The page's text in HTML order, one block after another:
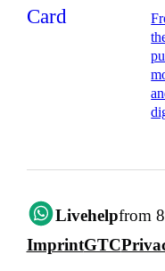
Livehelpfrom
ImprintGTC